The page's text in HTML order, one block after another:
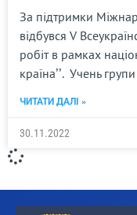
За підтримки
відбувся V
робіт в рамках
країна’’. Учень
ЧИТАТИ ДАЛІ »
30.11.2022